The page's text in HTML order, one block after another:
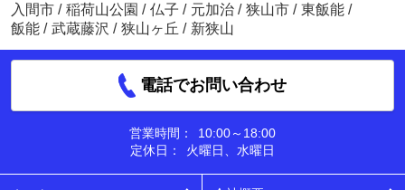
入間市 / 稲荷山公園 / 仏子 / 元加治 / 狭山市 / 東飯能 /
飯能 / 武蔵藤沢 / 狭山ヶ丘 / 新狭山
電話でお問い合わせ
営業時間：
10:00～18:00
定休日：
火曜日、水曜日